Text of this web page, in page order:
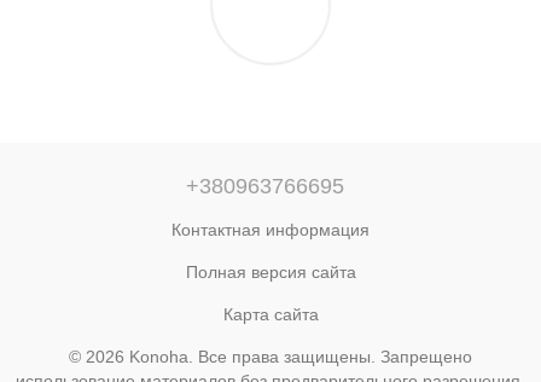
+380963766695
Контактная информация
Полная версия сайта
Карта сайта
© 2026 Konoha. Все права защищены. Запрещено